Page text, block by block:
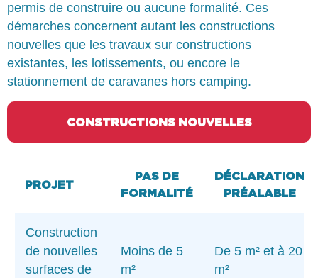
permis de construire ou aucune formalité. Ces
démarches concernent autant les constructions
nouvelles que les travaux sur constructions
existantes, les lotissements, ou encore le
stationnement de caravanes hors camping.
CONSTRUCTIONS NOUVELLES
PROJET
PAS DE
FORMALITÉ
DÉCLARATION
PRÉALABLE
Construction
de nouvelles
surfaces de
Moins de 5
m²
De 5 m² et à 20
m²